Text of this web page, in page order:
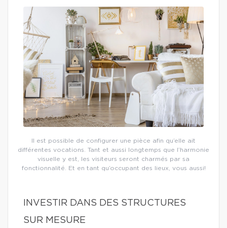
Il est possible de configurer une pièce afin qu’elle ait
différentes vocations. Tant et aussi longtemps que l’harmonie
visuelle y est, les visiteurs seront charmés par sa
fonctionnalité. Et en tant qu’occupant des lieux, vous aussi!
INVESTIR DANS DES STRUCTURES
SUR MESURE